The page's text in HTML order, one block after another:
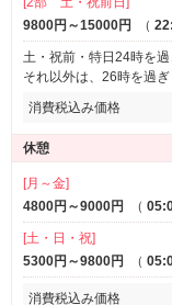
9800円～15000円
（
土・祝前・特日24時を過
それ以外は、26時を過
消費税込み価格
休憩
[月～金]
4800円～9000円
（
[土・日・祝]
5300円～9800円
（
消費税込み価格